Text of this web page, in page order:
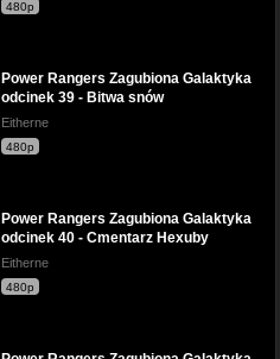
480p
Power Rangers Zagubiona Galaktyka
odcinek 39 - Bitwa snów
Eitherne
480p
Power Rangers Zagubiona Galaktyka
odcinek 40 - Cmentarz Hexuby
Eitherne
480p